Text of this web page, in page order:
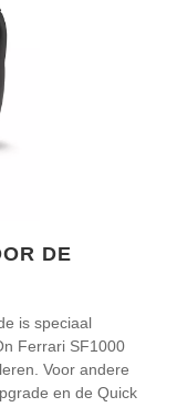
DE
is speciaal
Ferrari SF1000
Voor andere
en de Quick